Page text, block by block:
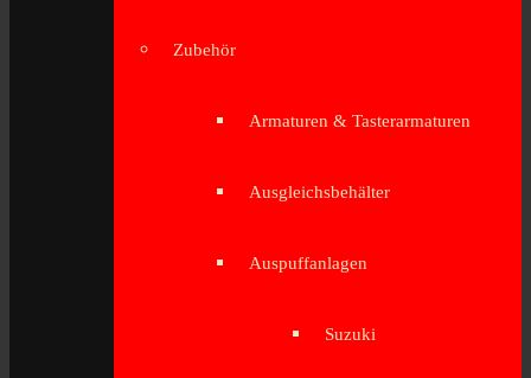
Zubehör
Armaturen & Tasterarmaturen
Ausgleichsbehälter
Auspuffanlagen
Suzuki